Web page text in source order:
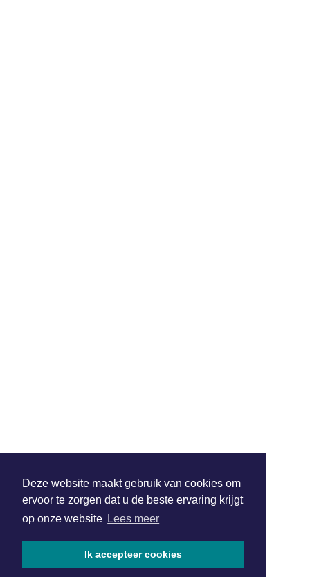
Deze website maakt gebruik van cookies om
ervoor te zorgen dat u de beste ervaring krijgt
op onze website Lees meer
Ik accepteer cookies